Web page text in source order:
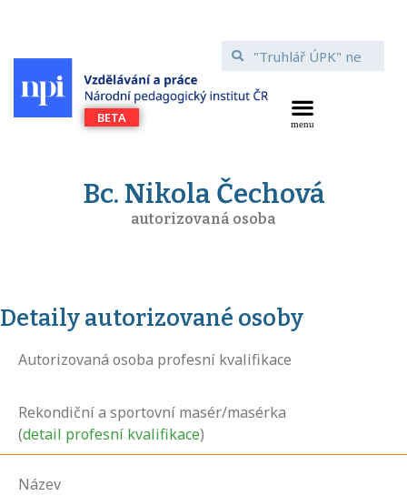
Bc. Nikola Čechová
autorizovaná osoba
Detaily autorizované osoby
Autorizovaná osoba profesní kvalifikace
Rekondiční a sportovní masér/masérka
(detail profesní kvalifikace)
Název